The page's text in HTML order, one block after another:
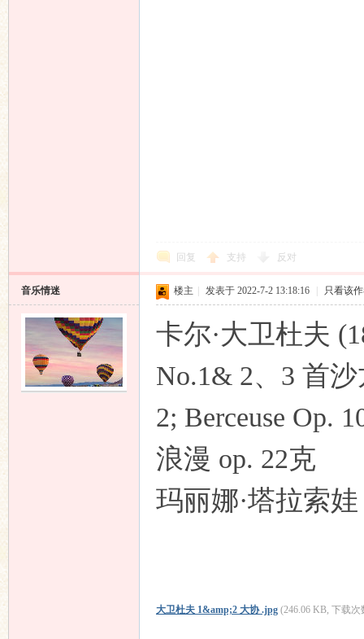
回复 支持 反对
音乐情迷 楼主 发表于 2022-7-2 13:18:16 只看该
卡尔·大卫杜夫
No.1& 2、3 首
2; Berceuse Op.
浪漫 op. 22克
玛丽娜·塔拉索
大卫杜夫 1&amp;2 大协 .jpg (246.06 KB, 下载次